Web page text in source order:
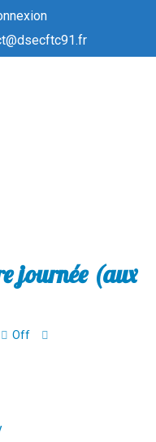
journée (aux
Off